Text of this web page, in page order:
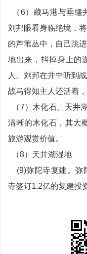
（6）藏马港与垂缰
刘邦眼看身临绝境，
的芦苇丛中，自己跳
地出来，抖掉身上的
人。刘邦在井中听到
战马得知主人还活着
（7）木化石。天井
清晰的木化石，其大
旅游观赏价值。
（8）天井湖湿地
(9)弥陀寺复建。弥
寺签订1.2亿的复建投